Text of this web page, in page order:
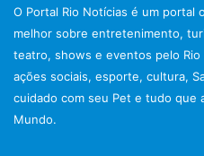
devem estar integrados ao
prefeito ainda irá criar
soluções para a questão dos
mobilidade urbana e do
que compreende Barra,
O Portal Rio Notícias é um portal
melhor sobre entretenimento,
teatro, shows e eventos pelo
ações sociais, esporte, cultura,
cuidado com seu Pet e tudo que
Mundo.